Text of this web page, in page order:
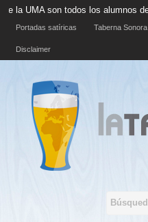
son todos los alumnos de la UMA
Portadas satíricas Taberna Sonora
Disclaimer